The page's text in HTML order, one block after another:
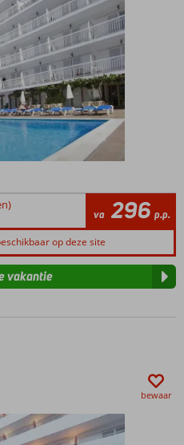
va 296 p.p.
op deze site
vakantie
bewaar